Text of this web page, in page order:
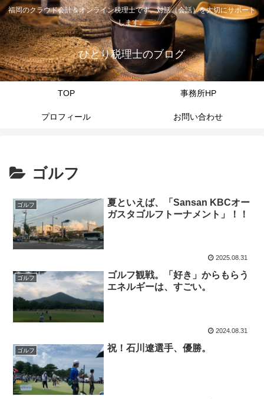
福岡のクラウド会計＆オンライン税理士です。対話（会話）を大切にサポート
します。
ひとり税理士のブログ
TOP 事務所HP
プロフィール お問い合わせ
ゴルフ
ゴルフ
夏といえば、「Sansan KBCオー
ガスタゴルフトーナメント」！！
2025.08.31
ゴルフ
ゴルフ観戦。「好き」からもらう
エネルギーは、すごい。
2024.08.31
ゴルフ 祝！石川遼選手、優勝。